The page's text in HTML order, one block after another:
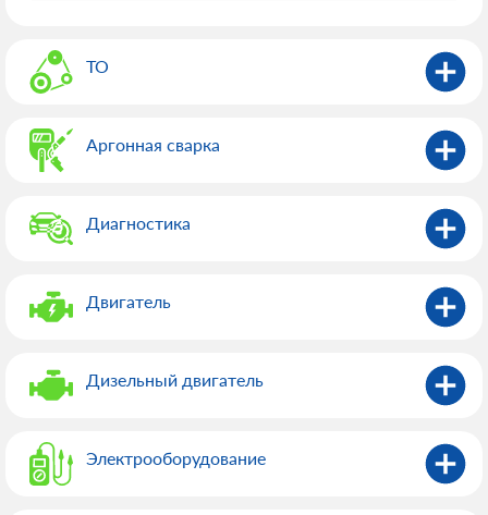
ТО
Аргонная сварка
Диагностика
Двигатель
Дизельный двигатель
Электрооборудованиe